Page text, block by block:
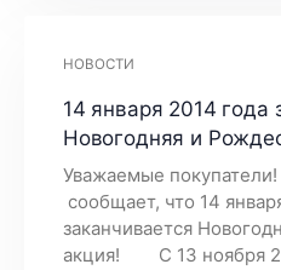
НОВОСТИ
14 января 2014 года
Новогодняя и
Уважаемые
сообщает, что 14
заканчивается
акция! С 13 ноября